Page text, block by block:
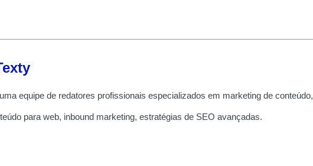
equipe de redatores profissionais especializados em marketing de conteúdo,
para web, inbound marketing, estratégias de SEO avançadas.